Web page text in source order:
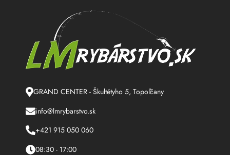
GRAND CENTER - Škultétyho 5, Topoľčany
info@lmrybarstvo.sk
+421 915 050 060
08:30 - 17:00